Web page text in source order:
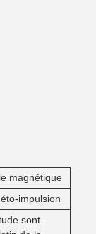
magnétique
impulsion
sont